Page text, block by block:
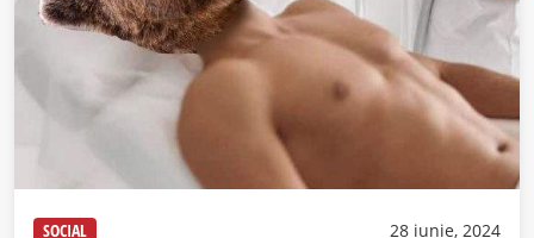
SOCIAL 28 iunie, 2024